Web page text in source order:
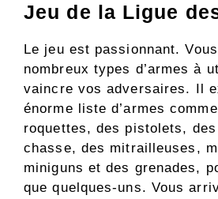
Jeu de la Ligue
Le jeu est passionnant.
nombreux types d’armes à
vaincre vos adversaires. Il
énorme liste d’armes
roquettes, des pistolets,
chasse, des mitrailleuses,
miniguns et des grenades,
que quelques-uns. Vous